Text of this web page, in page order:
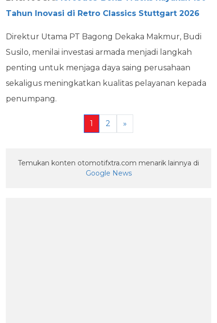
Tahun Inovasi di Retro Classics Stuttgart 2026
Direktur Utama PT Bagong Dekaka Makmur, Budi
Susilo, menilai investasi armada menjadi langkah
penting untuk menjaga daya saing perusahaan
sekaligus meningkatkan kualitas pelayanan kepada
penumpang.
1 2 »
Temukan konten otomotifxtra.com menarik lainnya di
Google News